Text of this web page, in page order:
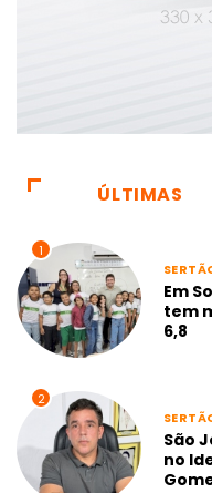
ÚLTIMAS
1
Em
tem
6,8
2
São
no